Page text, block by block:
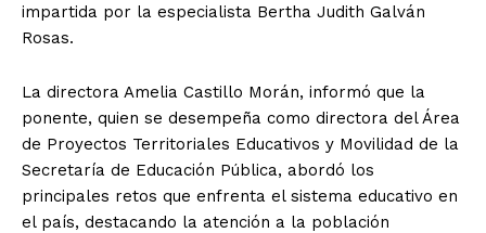
impartida por la especialista Bertha Judith Galván
Rosas.
La directora Amelia Castillo Morán, informó que la
ponente, quien se desempeña como directora del Área
de Proyectos Territoriales Educativos y Movilidad de la
Secretaría de Educación Pública, abordó los
principales retos que enfrenta el sistema educativo en
el país, destacando la atención a la población